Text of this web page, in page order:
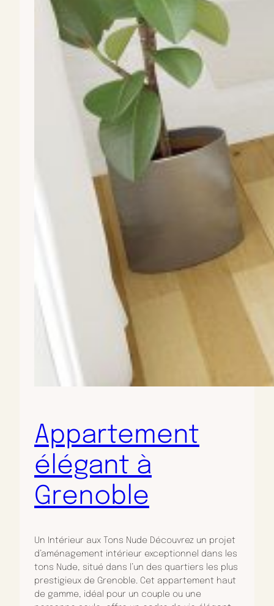
Appartement
élégant à
Grenoble
Un Intérieur aux Tons Nude Découvrez un projet
d’aménagement intérieur exceptionnel dans les
tons Nude, situé dans l’un des quartiers les plus
prestigieux de Grenoble. Cet appartement haut
de gamme, idéal pour un couple ou une